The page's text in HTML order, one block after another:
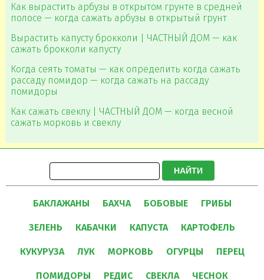
Как вырастить арбузы в открытом грунте в средней
полосе — когда сажать арбузы в открытый грунт
Вырастить капусту брокколи | ЧАСТНЫЙ ДОМ — как
сажать брокколи капусту
Когда сеять томаты — как определить когда сажать
рассаду помидор — когда сажать на рассаду
помидоры
Как сажать свеклу | ЧАСТНЫЙ ДОМ — когда весной
сажать морковь и свеклу
НАЙТИ
БАКЛАЖАНЫ БАХЧА БОБОВЫЕ ГРИБЫ
ЗЕЛЕНЬ КАБАЧКИ КАПУСТА КАРТОФЕЛЬ
КУКУРУЗА ЛУК МОРКОВЬ ОГУРЦЫ ПЕРЕЦ
ПОМИДОРЫ РЕДИС СВЕКЛА ЧЕСНОК